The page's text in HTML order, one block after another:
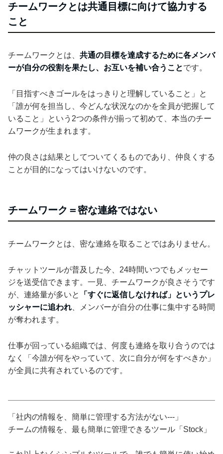
チームワークとは共通目標に向けて協力する
こと
チームワークとは、 共通の目標を達成するために各メンバ
ーが自分の役割を果たし、お互いを補い合うことです。
「目指すべきゴールをはっきりと理解していること」と
「誰が何を担当し、今どんな状況なのかを全員が把握して
いること」という2つの条件が揃って初めて、本当のチー
ムワークが生まれます。
仲の良さは結果としてついてくるものであり、仲良くする
ことが目的になってはいけないのです。
チームワーク＝密な連絡ではない
チームワークとは、密な連絡を取ることではありません。
チャットツールが普及した今、24時間いつでもメッセー
ジを送受信できます。一見、チームワークが良さそうです
が、連絡量が多いと
「すぐに返信しなければ」というプレ
ッシャーに追われ 、メンバーが自分の仕事に集中する時間
が奪われます。
仕事が回っている組織では、何度も連絡を取り合うのでは
なく「今誰が何をやっていて、次に自分が何をすべきか」
が全員に共有されているのです。
「社内の情報を、簡単に管理する方法がない---」
チームの情報を、最も簡単に管理できるツール「Stock」